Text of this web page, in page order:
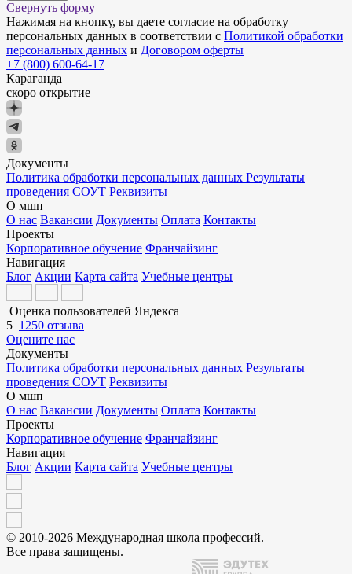
Свернуть форму
Нажимая на кнопку, вы даете согласие на обработку
персональных данных в соответствии с Политикой обработки
персональных данных и Договором оферты
+7 (800) 600-64-17
Караганда
скоро открытие
Документы
Политика обработки персональных данных Результаты
проведения СОУТ Реквизиты
О мшп
О нас Вакансии Документы Оплата Контакты
Проекты
Корпоративное обучение Франчайзинг
Навигация
Блог Акции Карта сайта Учебные центры
Оценка пользователей Яндекса
5 1250 отзыва
Оцените нас
Документы
Политика обработки персональных данных Результаты
проведения СОУТ Реквизиты
О мшп
О нас Вакансии Документы Оплата Контакты
Проекты
Корпоративное обучение Франчайзинг
Навигация
Блог Акции Карта сайта Учебные центры
© 2010-2026 Международная школа профессий.
Все права защищены.